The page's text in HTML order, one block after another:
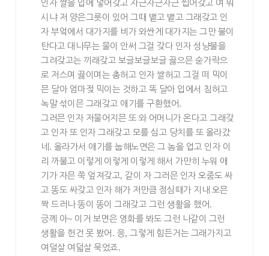
인자 쌀을 입에 넣어갖고 자근자근자근 씹어갖고 여 뭐
시냐 저 양은그릇이 있어 그때 뱉고 뱉고 그래갖고 인
자 부엌에서 대가지를 비가 와싼게 대가지는 그만 불이
탄다고 대나무는 물이 안써 그걸 갖다 인자 성냥불을
그려갖고는 끼래갖고 보글보글보글 끓으믄 숟가락으
로 저스며 끓이며는 춤허고 인자 쌀허고 그걸 떠 믹이
믄 달아 엄마젖 믹이는 것하고 똑 달아 입에서 침허고
녹말 섞이믄 그래갖고 애기를 구환했어 .
그러믄 인자 저물어지믄 또 와 어머니가 온다고 그래갖
고 인자 또 인자 그래갖고 모를 심고 당치를 또 올라갔
네 . 올라가서 애기를 눕해노면은 그 놈을 업고 인자 이
리 까불고 이렇게 이렇게 이렇게 해서 가만히 누워 애
기가 자믄 쭉 엎져갖고 , 같이 자 그러믄 인자 오줌도 싸
고 똥도 싸갖고 인자 해가 저만큼 점심때가 지내 오믄
짝 드러나 똥이 똥이 그래갖고 그런 생활을 했어 .
긍께 아~ 이거 보면은 영화를 봐도 그런 나같이 그런
생활을 헌건 못 봤어 . 응,그렇게 힘든거는 그래가지고
여덜살 여덟살 묵었죠 .